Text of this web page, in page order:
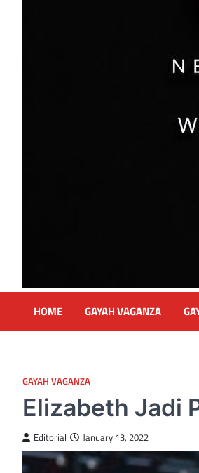
HOME GAYAH VAGANZA
GAYAH VAGANZA
Elizabeth Jadi
Editorial January 13, 2022